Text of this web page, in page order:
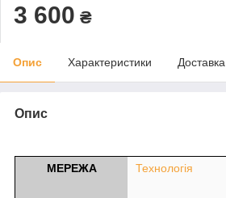
3 600 ₴
Опис Характеристики Доставка
Опис
МЕРЕЖА Технологія